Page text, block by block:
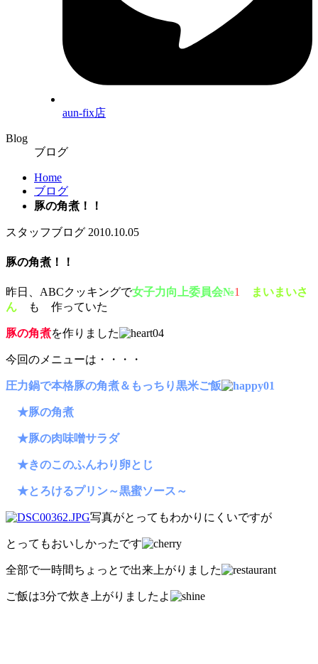
aun-fix店
Blog
ブログ
Home
ブログ
豚の角煮！！
スタッフブログ 2010.10.05
豚の角煮！！
昨日、ABCクッキングで女子力向上委員会№1
まいまいさ
ん
も 作っていた
豚の角煮を作りました
今回のメニューは・・・・
圧力鍋で本格豚の角煮＆もっちり黒米ご飯
★豚の角煮
★豚の肉味噌サラダ
★きのこのふんわり卵とじ
★とろけるプリン～黒蜜ソース～
写真がとってもわかりにくいですが
とってもおいしかったです
全部で一時間ちょっとで出来上がりました
ご飯は3分で炊き上がりましたよ